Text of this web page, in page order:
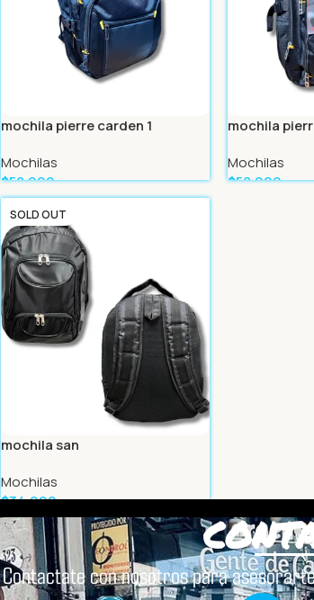
mochila pierre carden 1
Mochilas
$58.999
mochila
Mochilas
$58.999
SOLD OUT
mochila san
Mochilas
$34.999
Leer Más
Contactate con nosotros para